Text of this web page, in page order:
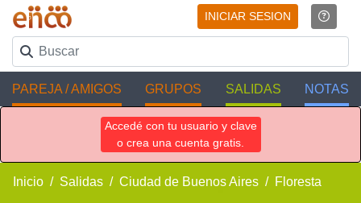
INICIAR SESION
PAREJA / AMIGOS GRUPOS SALIDAS NOTAS
Accedé con tu usuario y clave
o crea una cuenta gratis.
Inicio Salidas Ciudad de Buenos Aires Floresta